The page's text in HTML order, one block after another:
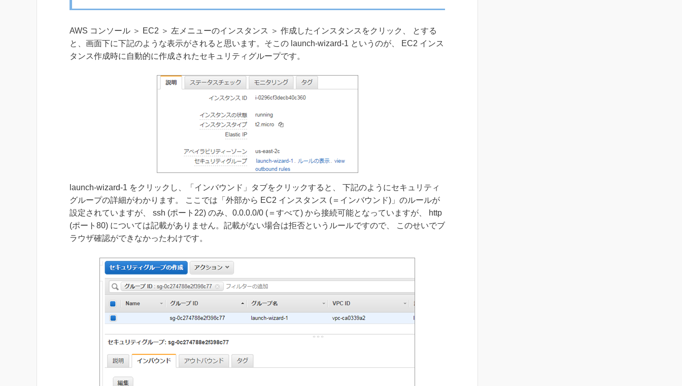
AWS コンソール ＞ EC2 ＞ 左メニューのインスタンス ＞ 作成したインスタンスをクリック、 とする
と、画面下に下記のような表示がされると思います。そこの launch-wizard-1 というのが、 EC2 インス
タンス作成時に自動的に作成されたセキュリティグループです。
launch-wizard-1 をクリックし、「インバウンド」タブをクリックすると、 下記のようにセキュリティ
グループの詳細がわかります。 ここでは「外部から EC2 インスタンス (＝インバウンド)」のルールが
設定されていますが、 ssh (ポート22) のみ、0.0.0.0/0 (＝すべて) から接続可能となっていますが、 http
(ポート80) については記載がありません。記載がない場合は拒否というルールですので、 このせいでブ
ラウザ確認ができなかったわけです。